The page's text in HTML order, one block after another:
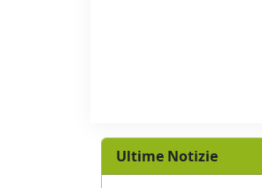
Ultime Notizie